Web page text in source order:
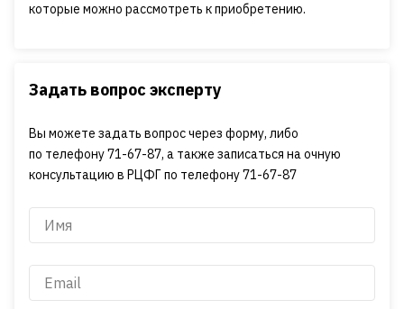
которые можно рассмотреть к приобретению.
Задать вопрос эксперту
Вы можете задать вопрос через форму, либо
по телефону 71-67-87, а также записаться на очную
консультацию в РЦФГ по телефону 71-67-87